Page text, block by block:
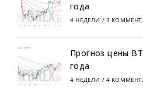
года
4 НЕДЕЛИ / 3
Прогноз цены
года
4 НЕДЕЛИ / 4